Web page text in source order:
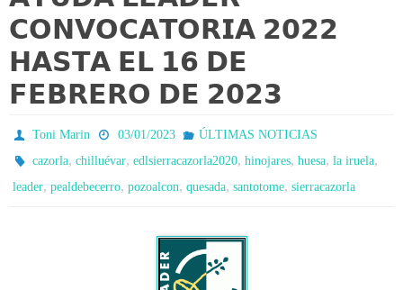
𝗖𝗢𝗡𝗩𝗢𝗖𝗔𝗧𝗢𝗥𝗜𝗔 𝟮𝟬𝟮𝟮
𝗛𝗔𝗦𝗧𝗔 𝗘𝗟 𝟭𝟲 𝗗𝗘
𝗙𝗘𝗕𝗥𝗘𝗥𝗢 𝗗𝗘 𝟮𝟬𝟮𝟯
Toni Marin 03/01/2023
ÚLTIMAS NOTICIAS
cazorla,chilluévar,edlsierracazorla2020,hinojares,huesa,la iruela,
leader, pealdebecerro, pozoalcon, quesada, santotome, sierracazorla